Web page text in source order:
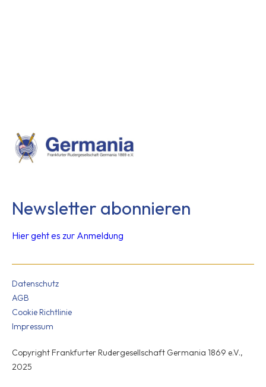
Newsletter abonnieren
Hier geht es zur Anmeldung
Datenschutz
AGB
Cookie Richtlinie
Impressum
Copyright Frankfurter Rudergesellschaft Germania 1869 e.V.,
2025